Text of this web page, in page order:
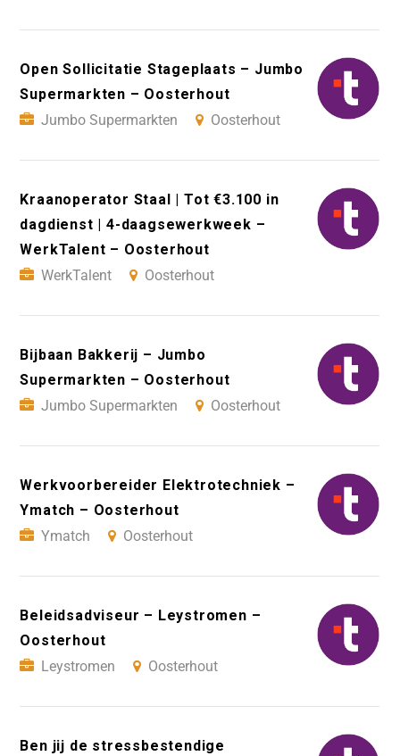
Open Sollicitatie Stageplaats – Jumbo
Supermarkten – Oosterhout
Jumbo Supermarkten
Oosterhout
Kraanoperator Staal | Tot €3.100 in
dagdienst | 4-daagsewerkweek –
WerkTalent – Oosterhout
WerkTalent
Oosterhout
Bijbaan Bakkerij – Jumbo
Supermarkten – Oosterhout
Jumbo Supermarkten
Oosterhout
Werkvoorbereider Elektrotechniek –
Ymatch – Oosterhout
Ymatch
Oosterhout
Beleidsadviseur – Leystromen –
Oosterhout
Leystromen
Oosterhout
Ben jij de stressbestendige